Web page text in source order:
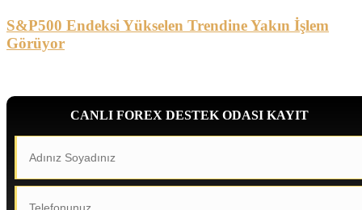
S&P500 Endeksi Yükselen Trendine Yakın İşlem
Görüyor
CANLI FOREX DESTEK ODASI KAYIT